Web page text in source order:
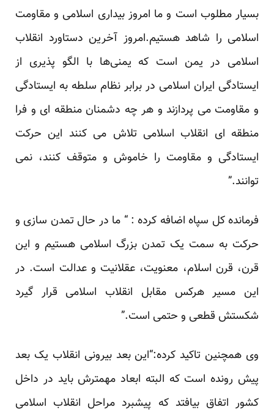
بسیار مطلوب است و ما امروز بیداری اسلامی و مقاومت
اسلامی را شاهد هستیم.امروز آخرین دستاورد انقلاب
اسلامی در یمن است که یمنی‌ها با الگو پذیری از
ایستادگی ایران اسلامی در برابر نظام سلطه به ایستادگی
و مقاومت می پردازند و هر چه دشمنان منطقه ای و فرا
منطقه ای انقلاب اسلامی تلاش می کنند این حرکت
ایستادگی و مقاومت را خاموش و متوقف کنند، نمی
توانند.”
فرمانده کل سپاه اضافه کرده : “ ما در حال تمدن سازی و
حرکت به سمت یک تمدن بزرگ اسلامی هستیم و این
قرن، قرن اسلام، ‌معنویت، عقلانیت و عدالت است. در
این مسیر هرکس مقابل انقلاب اسلامی قرار گیرد
شکستش قطعی و حتمی است.”
وی همچنین تاکید کرده:“این بعد بیرونی انقلاب یک بعد
پیش رونده است که البته ابعاد مهمترش باید در داخل
کشور اتفاق بیافتد که پیشبرد مراحل انقلاب اسلامی